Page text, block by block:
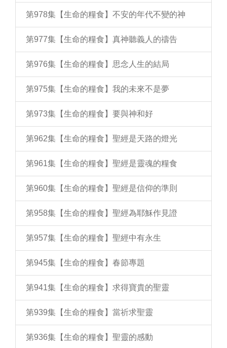
第978集【生命的糧食】不安的年代不變的神
第977集【生命的糧食】真神聽義人的禱告
第976集【生命的糧食】思念人生的結局
第975集【生命的糧食】我的未來不是夢
第973集【生命的糧食】要與神和好
第962集【生命的糧食】聖經是天路的燈光
第961集【生命的糧食】聖經是靈魂的糧食
第960集【生命的糧食】聖經是信仰的準則
第958集【生命的糧食】聖經為耶穌作見證
第957集【生命的糧食】聖經中有永生
第945集【生命的糧食】春節專題
第941集【生命的糧食】求得寶貴的聖靈
第939集【生命的糧食】當祈求聖靈
第936集【生命的糧食】聖靈的感動